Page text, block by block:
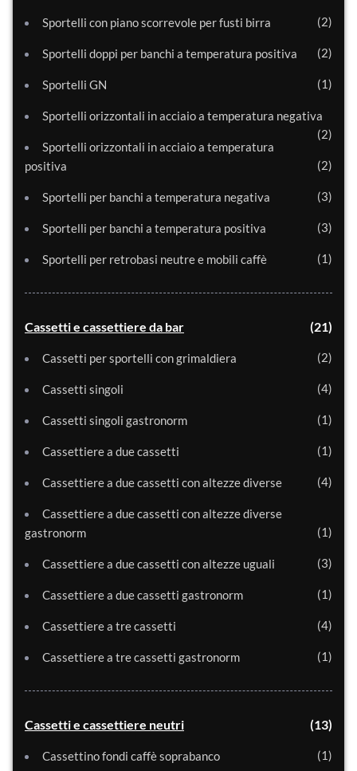
Sportelli con piano scorrevole per fusti birra 2
Sportelli doppi per banchi a temperatura positiva 2
Sportelli GN 1
Sportelli orizzontali in acciaio a temperatura negativa
2
Sportelli orizzontali in acciaio a temperatura
positiva
2
Sportelli per banchi a temperatura negativa 3
Sportelli per banchi a temperatura positiva 3
Sportelli per retrobasi neutre e mobili caffè 1
Cassetti e cassettiere da bar 21
Cassetti per sportelli con grimaldiera 2
Cassetti singoli 4
Cassetti singoli gastronorm 1
Cassettiere a due cassetti 1
Cassettiere a due cassetti con altezze diverse 4
Cassettiere a due cassetti con altezze diverse
gastronorm
1
Cassettiere a due cassetti con altezze uguali 3
Cassettiere a due cassetti gastronorm 1
Cassettiere a tre cassetti 4
Cassettiere a tre cassetti gastronorm 1
Cassetti e cassettiere neutri 13
Cassettino fondi caffè soprabanco 1